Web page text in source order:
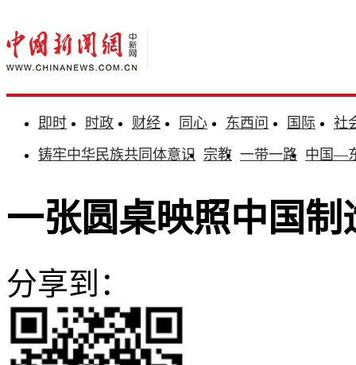
即时 时政 财经 同心 东西问 国际
社
铸牢中华民族共同体意识 宗教 一带一路 中国—
一张圆桌映照中国
分享到：